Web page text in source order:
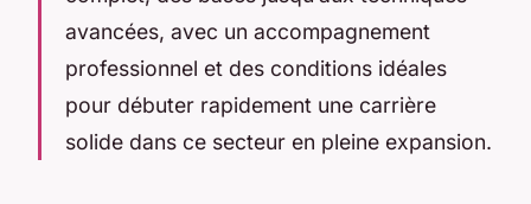
avancées, avec un accompagnement
professionnel et des conditions idéales
pour débuter rapidement une carrière
solide dans ce secteur en pleine expansion.